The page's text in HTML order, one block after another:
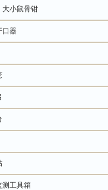
大小鼠骨钳
口器
测工具箱